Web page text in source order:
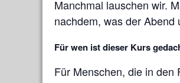
Manchmal lauschen wir.
nachdem, was der
Für wen ist dieser Kurs
Für Menschen, die in den